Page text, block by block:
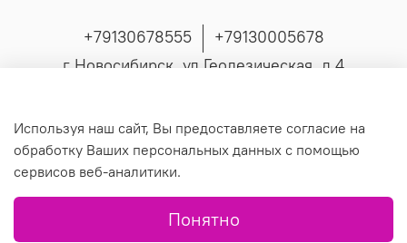
+79130678555
+79130005678
г Новосибирск, ул Геодезическая, д 4
© 2019 Любое использование контента без письменного
разрешения запрещено.
Используя наш сайт, Вы предоставляете согласие на
обработку Ваших персональных данных с помощью
сервисов веб-аналитики.
Понятно